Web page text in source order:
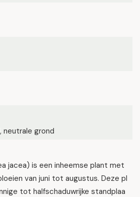
neutrale grond
jacea) is een inheemse plant met
van juni tot augustus. Deze pl
tot halfschaduwrijke standplaa